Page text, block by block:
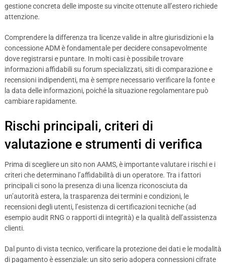
gestione concreta delle imposte su vincite ottenute all’estero richiede
attenzione.
Comprendere la differenza tra licenze valide in altre giurisdizioni e la
concessione ADM è fondamentale per decidere consapevolmente
dove registrarsi e puntare. In molti casi è possibile trovare
informazioni affidabili su forum specializzati, siti di comparazione e
recensioni indipendenti, ma è sempre necessario verificare la fonte e
la data delle informazioni, poiché la situazione regolamentare può
cambiare rapidamente.
Rischi principali, criteri di
valutazione e strumenti di verifica
Prima di scegliere un sito non AAMS, è importante valutare i rischi e i
criteri che determinano l’affidabilità di un operatore. Tra i fattori
principali ci sono la presenza di una licenza riconosciuta da
un’autorità estera, la trasparenza dei termini e condizioni, le
recensioni degli utenti, l’esistenza di certificazioni tecniche (ad
esempio audit RNG o rapporti di integrità) e la qualità dell’assistenza
clienti.
Dal punto di vista tecnico, verificare la protezione dei dati e le modalità
di pagamento è essenziale: un sito serio adopera connessioni cifrate